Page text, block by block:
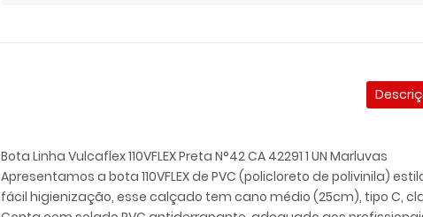
Bota Linha Vulcaflex 110VFLEX Preta N°42 CA 42291 1 UN Marluvas
Apresentamos a bota 110VFLEX de PVC (policloreto de polivinila)
fácil higienização, esse calçado tem cano médio (25cm), tipo C,